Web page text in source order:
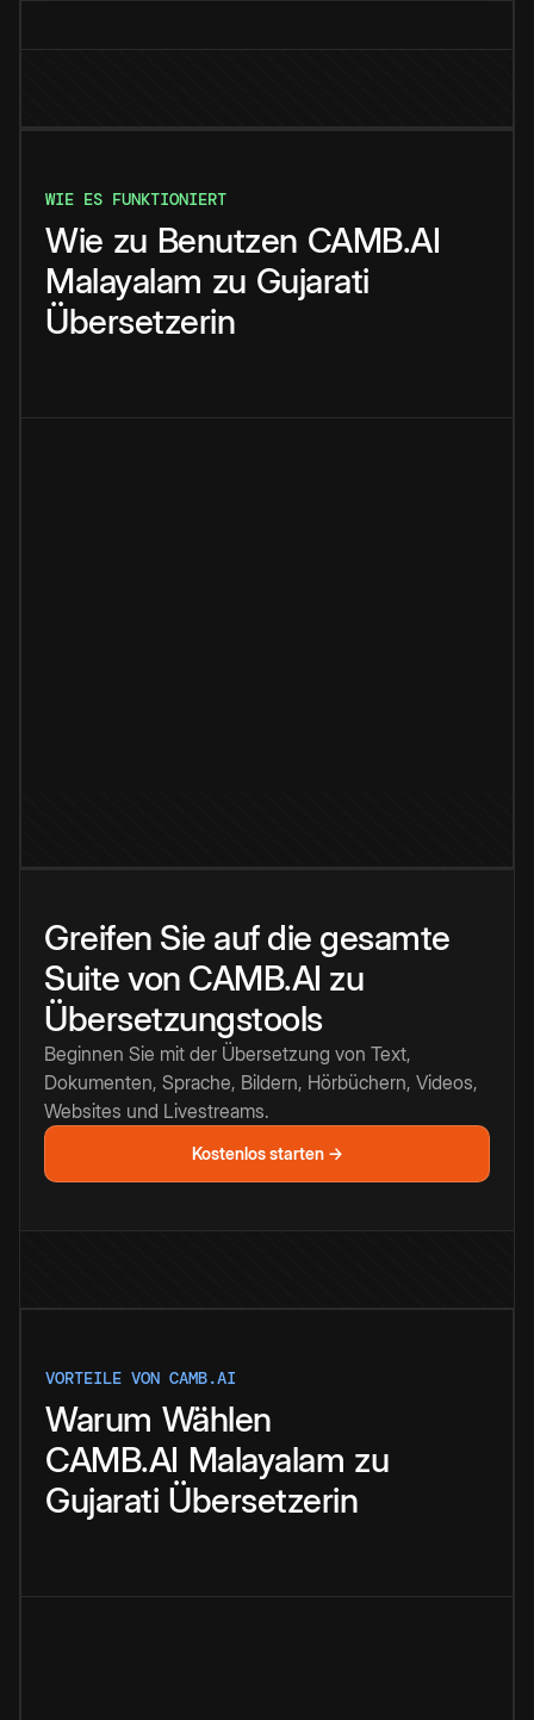
WIE ES FUNKTIONIERT
Wie zu Benutzen CAMB.AI
Malayalam zu Gujarati
Übersetzerin
Greifen Sie auf die gesamte
Suite von CAMB.AI zu
Übersetzungstools
Beginnen Sie mit der Übersetzung von Text,
Dokumenten, Sprache, Bildern, Hörbüchern, Videos,
Websites und Livestreams.
Kostenlos starten →
VORTEILE VON CAMB.AI
Warum Wählen
CAMB.AI Malayalam zu
Gujarati Übersetzerin